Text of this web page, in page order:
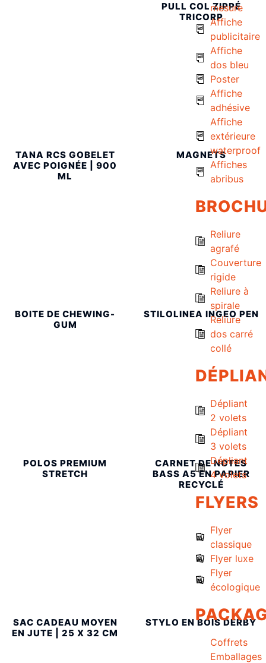
mesure
Affiche
publicitaire
Affiche
dos bleu
Poster
Affiche
adhésive
Affiche
extérieure
waterproof
Affiches
abribus
Reliure
agrafé
Couverture
rigide
Reliure à
spirale
Reliure
dos carré
collé
Dépliant
2 volets
Dépliant
3 volets
Dépliant
4 volets
FLYERS
Flyer
classique
Flyer luxe
Flyer
écologique
Coffrets
Emballages
PULL COL ZIPPÉ
TRICORP
TANA RCS GOBELET
AVEC POIGNÉE | 900
ML
MAGNETS
BOITE DE CHEWING-
GUM
STILOLINEA INGEO PEN
POLOS PREMIUM
STRETCH
CARNET DE NOTES
BASS A5 EN PAPIER
RECYCLÉ
SAC CADEAU MOYEN
EN JUTE | 25 X 32 CM
STYLO EN BOIS DERBY